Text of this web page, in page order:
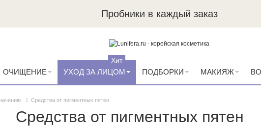
Пробники в каждый заказ
ОЧИЩЕНИЕ УХОД ЗА ЛИЦОМ
Хит
ПОДБОРКИ МАКИЯЖ
Средства от пигментных пятен
Средства от пигментных пятен